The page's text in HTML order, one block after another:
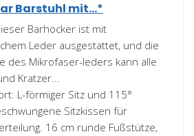
Barstuhl mit...*
Barhocker ist mit
Leder ausgestattet, und die
des Mikrofaser-leders kann alle
Kratzer...
L-förmiger Sitz und 115°
Sitzkissen für
16 cm runde Fußstütze,